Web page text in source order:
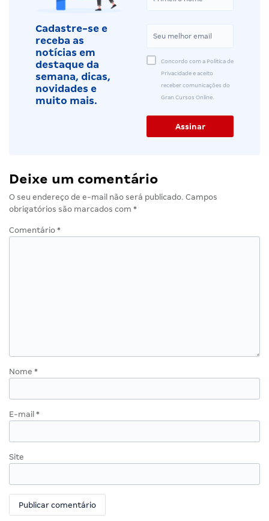
Cadastre-se e
receba as
notícias em
destaque da
semana, dicas,
novidades e
muito mais.
Concordo com a Política de
Privacidade e aceito
receber comunicações do
Gran Cursos Online.
Deixe um comentário
O seu endereço de e-mail não será publicado. Campos
obrigatórios são marcados com *
Comentário *
Nome *
E-mail *
Site